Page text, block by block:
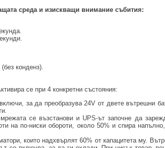
среда и изискващи внимание събития:
конденз).
се при 4 конкретни състояния:
за да преобразува 24V от двете вътрешни
се възстанови и UPS-ът започне да
на по-ниски обороти, около 50% и спира
които надхвърлят 60% от капацитета му.